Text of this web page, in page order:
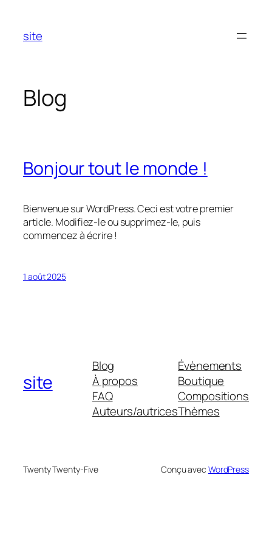
contenu
site
Blog
Bonjour tout le monde !
Bienvenue sur WordPress. Ceci est votre premier
article. Modifiez-le ou supprimez-le, puis
commencez à écrire !
1 août 2025
site
Blog
À propos
FAQ
Auteurs/autrices
Évènements
Boutique
Compositions
Thèmes
Twenty Twenty-Five Conçu avec WordPress